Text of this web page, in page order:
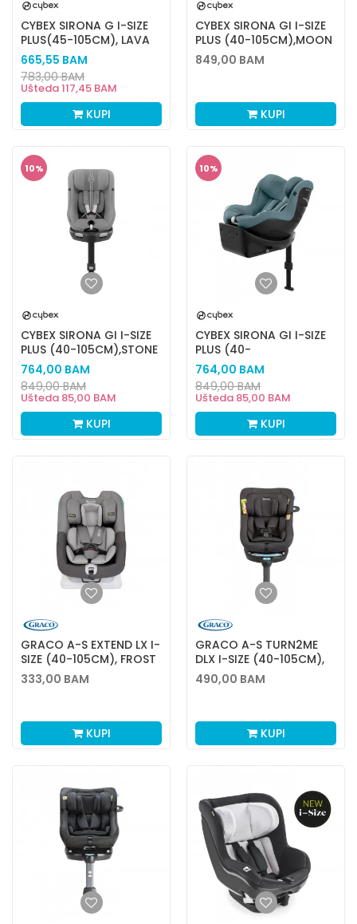
CYBEX SIRONA G I-SIZE
PLUS(45-105CM), LAVA
GREY
665,55 BAM
Ušteda117,45 BAM
783,00BAM
KUPI
CYBEX SIRONA GI I-SIZE
PLUS (40-105CM),MOON
BLACK
849,00 BAM
KUPI
10%
CYBEX SIRONA GI I-SIZE
PLUS (40-105CM),STONE
GREY
764,00 BAM
Ušteda 85,00 BAM
849,00BAM
KUPI
10%
CYBEX SIRONA GI I-SIZE
PLUS (40-
105CM),STORMY BLUE
764,00 BAM
Ušteda 85,00 BAM
849,00BAM
KUPI
GRACO A-S EXTEND LX I-
SIZE (40-105CM), FROST
GRAY
333,00 BAM
KUPI
GRACO A-S TURN2ME
DLX I-SIZE (40-105CM),
IRON
490,00 BAM
KUPI